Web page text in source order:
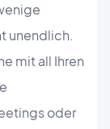
unendlich.
mit all Ihren
oder